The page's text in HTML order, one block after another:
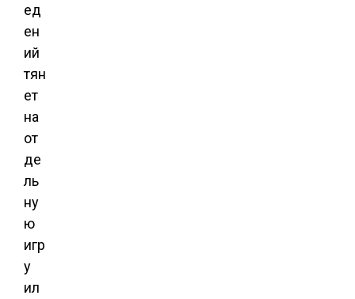
ед
ен
ий
тян
ет
на
от
де
ль
ну
ю
игр
у
ил